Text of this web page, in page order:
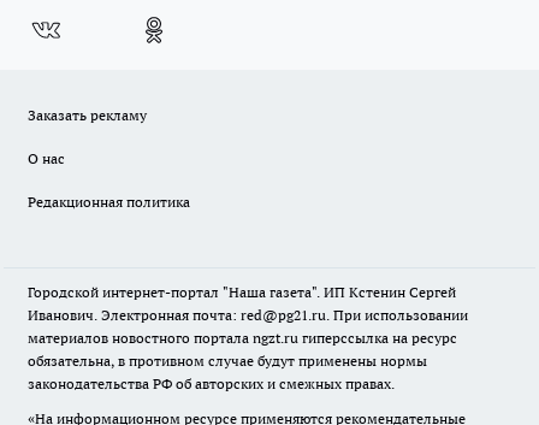
Заказать рекламу
О нас
Редакционная политика
Городской интернет-портал "Наша газета". ИП Кстенин Сергей
Иванович. Электронная почта: red@pg21.ru. При использовании
материалов новостного портала ngzt.ru гиперссылка на ресурс
обязательна, в противном случае будут применены нормы
законодательства РФ об авторских и смежных правах.
«На информационном ресурсе применяются рекомендательные